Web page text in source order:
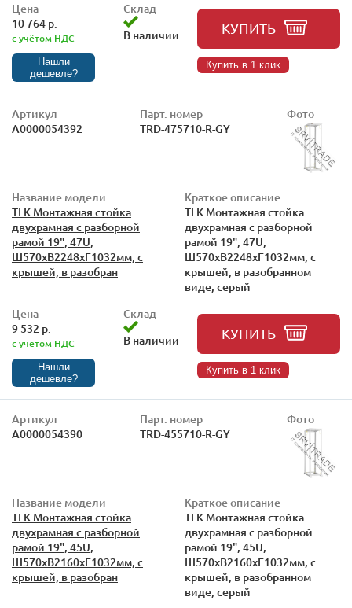
Цена
10 764 р.
с учётом НДС
Нашли
дешевле?
Склад
В наличии
КУПИТЬ
Купить в 1 клик
Артикул
А0000054392
Парт. номер
TRD-475710-R-GY
Фото
Название модели
TLK Монтажная стойка
двухрамная с разборной
рамой 19", 47U,
Ш570xВ2248xГ1032мм, с
крышей, в разобран
Краткое описание
TLK Монтажная стойка
двухрамная с разборной
рамой 19", 47U,
Ш570xВ2248xГ1032мм, с
крышей, в разобранном
виде, серый
Цена
9 532 р.
с учётом НДС
Нашли
дешевле?
Склад
В наличии
КУПИТЬ
Купить в 1 клик
Артикул
А0000054390
Парт. номер
TRD-455710-R-GY
Фото
Название модели
TLK Монтажная стойка
двухрамная с разборной
рамой 19", 45U,
Ш570xВ2160xГ1032мм, с
крышей, в разобран
Краткое описание
TLK Монтажная стойка
двухрамная с разборной
рамой 19", 45U,
Ш570xВ2160xГ1032мм, с
крышей, в разобранном
виде, серый